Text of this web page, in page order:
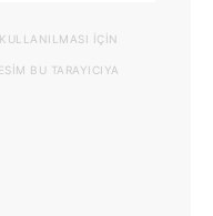
IÇIN
BU TARAYICIYA